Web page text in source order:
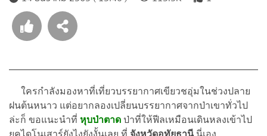
ใครกำลังมองหาที่เที่ยวบรรยากาศเขียวชอุ่มในช่วงปลาย
ฝนต้นหนาว แต่อยากลองเปลี่ยนบรรยากาศจากป่าเขาทั่วไป
ล่ะก็ ขอแนะนำที่ หุบป่าตาด ป่าที่ให้ฟีลเหมือนเดินหลงเข้าไป